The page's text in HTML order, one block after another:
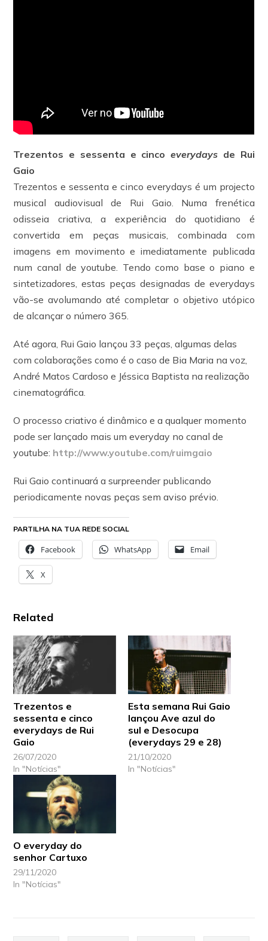
Trezentos e sessenta e cincoeverydays de Rui
Gaio
Trezentos e sessenta e cinco everydays é um projecto
musical audiovisual de Rui Gaio. Numa frenética
odisseia criativa, a experiência do quotidiano é
convertida em peças musicais, combinada com
imagens em movimento e imediatamente publicada
num canal de youtube. Tendo como base o piano e
sintetizadores, estas peças designadas de everydays
vão-se avolumando até completar o objetivo utópico
de alcançar o número 365.
Até agora, Rui Gaio lançou 33 peças, algumas delas
com colaborações como é o caso de Bia Maria na voz,
André Matos Cardoso e Jéssica Baptista na realização
cinematográfica.
O processo criativo é dinâmico e a qualquer momento
pode ser lançado mais um everyday no canal de
youtube: http://www.youtube.com/ruimgaio
Rui Gaio continuará a surpreender publicando
periodicamente novas peças sem aviso prévio.
PARTILHA NA TUA REDE SOCIAL
Facebook WhatsApp Email
X
Related
Trezentos e
sessenta e cinco
everydays de Rui
Gaio
26/07/2020
In "Notícias"
Esta semana Rui Gaio
lançou Ave azul do
sul e Desocupa
(everydays 29 e 28)
21/10/2020
In "Notícias"
O everyday do
senhor Cartuxo
29/11/2020
In "Notícias"